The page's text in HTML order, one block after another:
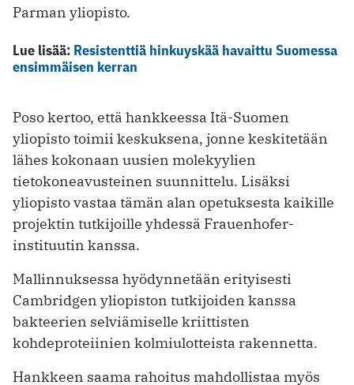
Parman yliopisto.
Lue lisää: Resistenttiä hinkuyskää havaittu Suomessa
ensimmäisen kerran
Poso kertoo, että hankkeessa Itä-Suomen
yliopisto toimii keskuksena, jonne keskitetään
lähes kokonaan uusien molekyylien
tietokoneavusteinen suunnittelu. Lisäksi
yliopisto vastaa tämän alan opetuksesta kaikille
projektin tutkijoille yhdessä Frauenhofer-
instituutin kanssa.
Mallinnuksessa hyödynnetään erityisesti
Cambridgen yliopiston tutkijoiden kanssa
bakteerien selviämiselle kriittisten
kohdeproteiinien kolmiulotteista rakennetta.
Hankkeen saama rahoitus mahdollistaa myös